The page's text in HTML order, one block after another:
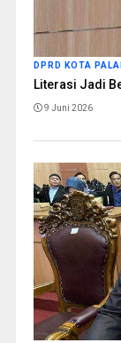
DPRD KOTA
Literasi Jadi
9 Juni 2026